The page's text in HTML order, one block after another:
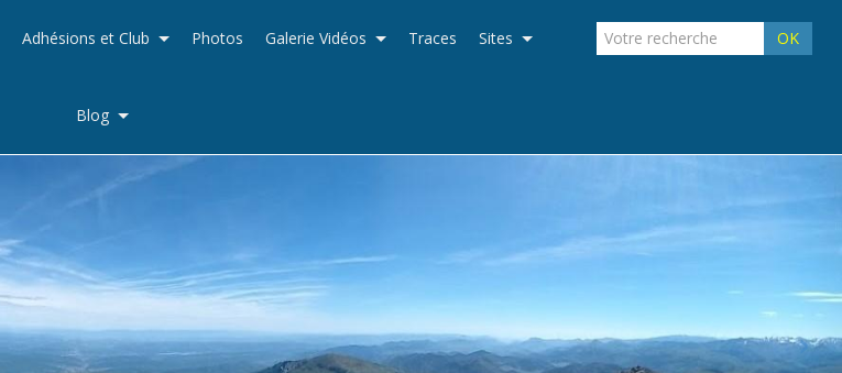
OK
Adhésions et Club Photos Galerie Vidéos Traces Sites
Blog
›